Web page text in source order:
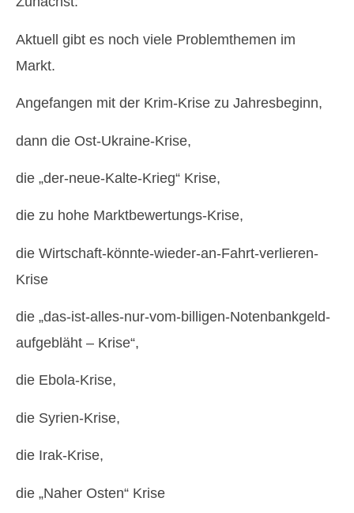
Aktuell gibt es noch viele Problemthemen im
Markt.
Angefangen mit der Krim-Krise zu Jahresbeginn,
dann die Ost-Ukraine-Krise,
die „der-neue-Kalte-Krieg“ Krise,
die zu hohe Marktbewertungs-Krise,
die Wirtschaft-könnte-wieder-an-Fahrt-verlieren-
Krise
die „das-ist-alles-nur-vom-billigen-Notenbankgeld-
aufgebläht – Krise“,
die Ebola-Krise,
die Syrien-Krise,
die Irak-Krise,
die „Naher Osten“ Krise